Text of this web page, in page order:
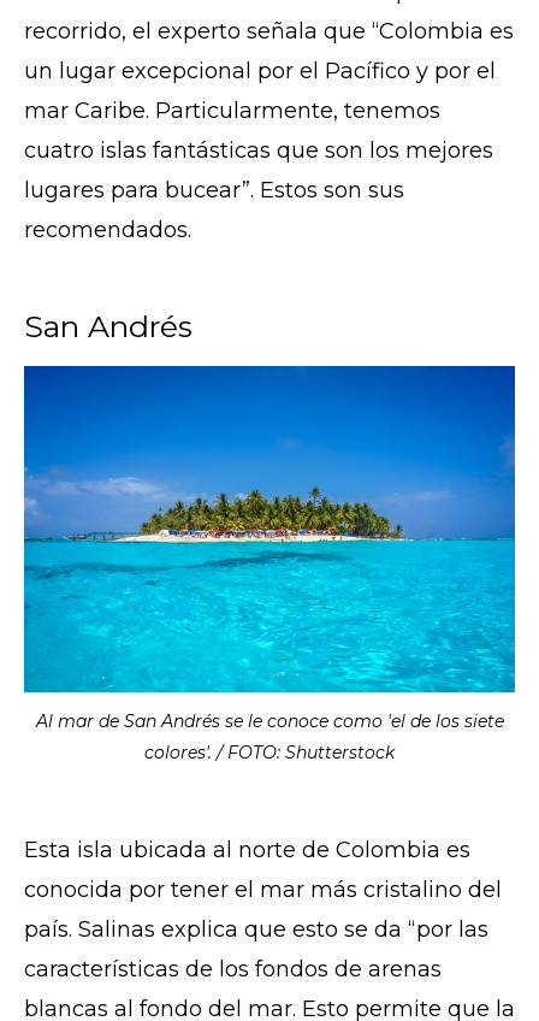
recorrido, el experto señala que “Colombia es
un lugar excepcional por el Pacífico y por el
mar Caribe. Particularmente, tenemos
cuatro islas fantásticas que son los mejores
lugares para bucear”. Estos son sus
recomendados.
San Andrés
Al mar de San Andrés se le conoce como 'el de los siete
colores'. / FOTO: Shutterstock
Esta isla ubicada al norte de Colombia es
conocida por tener el mar más cristalino del
país. Salinas explica que esto se da “por las
características de los fondos de arenas
blancas al fondo del mar. Esto permite que la